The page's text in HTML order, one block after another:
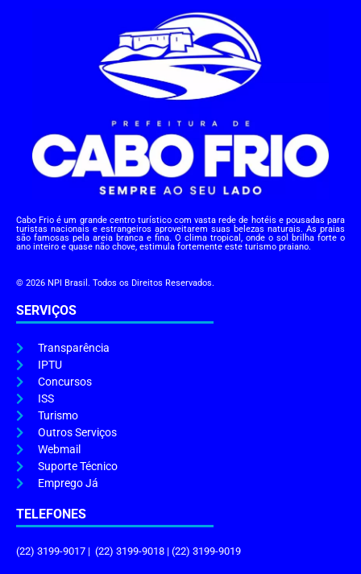
Cabo Frio é um grande centro turístico com vasta rede de hotéis e pousadas para
turistas nacionais e estrangeiros aproveitarem suas belezas naturais. As praias
são famosas pela areia branca e fina. O clima tropical, onde o sol brilha forte o
ano inteiro e quase não chove, estimula fortemente este turismo praiano.
© 2026 NPI Brasil. Todos os Direitos Reservados.
SERVIÇOS
Transparência
IPTU
Concursos
ISS
Turismo
Outros Serviços
Webmail
Suporte Técnico
Emprego Já
TELEFONES
(22) 3199-9017 | (22) 3199-9018 | (22) 3199-9019